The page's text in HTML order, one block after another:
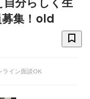
集！old
ライン面談OK